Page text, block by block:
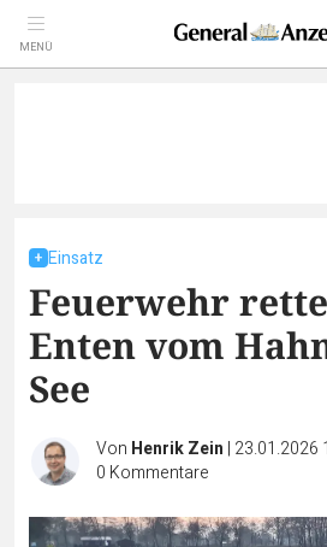
MENÜ
Einsatz
Feuerwehr
Enten vom
See
Von Henrik Zein | 23.01.2026
0 Kommentare